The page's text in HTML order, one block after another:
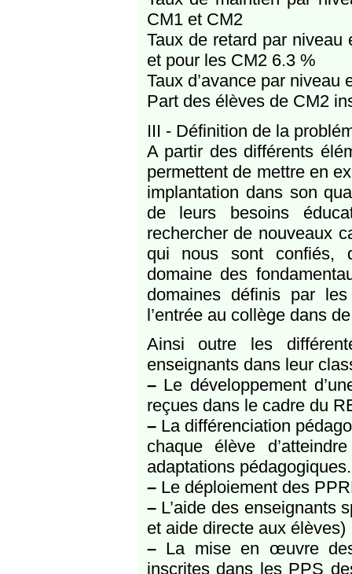
CM1 et CM2
Taux de retard par
et pour les CM2 6.3 %
Taux d’avance par
Part des élèves de CM2
III - Définition de la
A partir des différents
permettent de mettre en
implantation dans son
de leurs besoins
rechercher de nouveaux
qui nous sont confiés,
domaine des
domaines définis par
l’entrée au collège dans
Ainsi outre les
enseignants dans leur
–Le développement
reçues dans le cadre du
–La différenciation
chaque élève
adaptations pédagogiques.
–Le déploiement des
–L’aide des enseignants
et aide directe aux élèves)
–La mise en œuvre des
inscrites dans les PPS